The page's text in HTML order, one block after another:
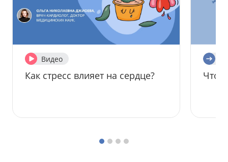
Видео
Как стресс влияет на сердце? Что